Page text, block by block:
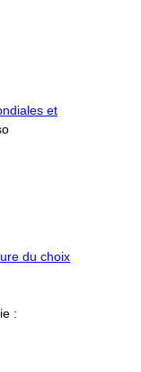
et
du choix
: